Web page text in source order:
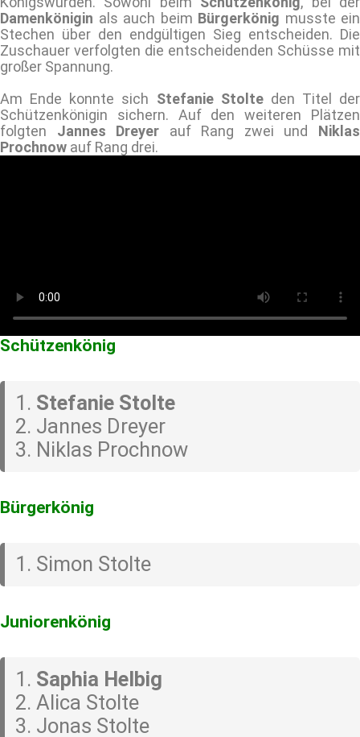
Damenkönigin als auch beim Bürgerkönig musste ein
Stechen über den endgültigen Sieg entscheiden. Die
Zuschauer verfolgten die entscheidenden Schüsse mit
großer Spannung.
Am Ende konnte sich Stefanie Stolteden Titel der
Schützenkönigin sichern. Auf den weiteren Plätzen
folgten Jannes Dreyer auf Rang zwei und Niklas
Prochnow auf Rang drei.
Schützenkönig
Stefanie Stolte
Jannes Dreyer
Niklas Prochnow
Bürgerkönig
Simon Stolte
Juniorenkönig
Saphia Helbig
Alica Stolte
Jonas Stolte